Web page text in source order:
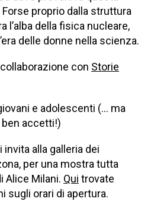
proprio dalla struttura
l’alba della fisica nucleare,
delle donne nella scienza.
con Storie
e adolescenti (… ma
accetti!)
alla galleria dei
per una mostra tutta
Alice Milani. Qui trovate
sugli orari di apertura.